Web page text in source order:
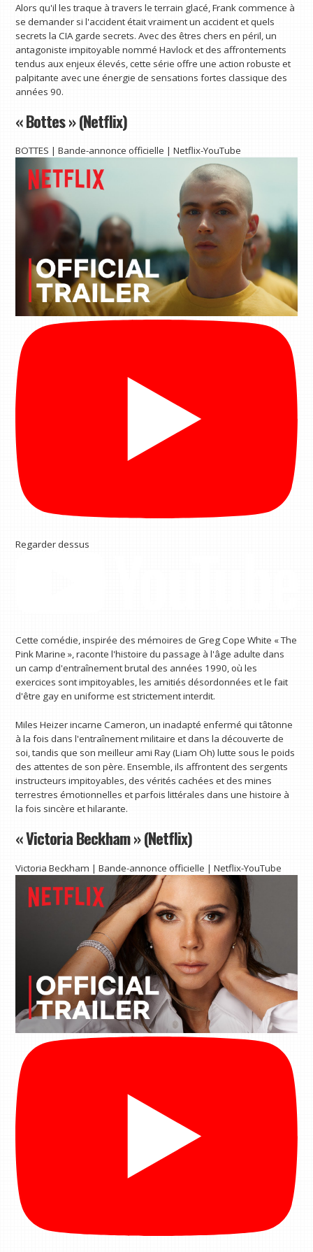
Alors qu'il les traque à travers le terrain glacé, Frank commence à
se demander si l'accident était vraiment un accident et quels
secrets la CIA garde secrets. Avec des êtres chers en péril, un
antagoniste impitoyable nommé Havlock et des affrontements
tendus aux enjeux élevés, cette série offre une action robuste et
palpitante avec une énergie de sensations fortes classique des
années 90.
« Bottes » (Netflix)
BOTTES | Bande-annonce officielle | Netflix-YouTube
Regarder dessus
Cette comédie, inspirée des mémoires de Greg Cope White « The
Pink Marine », raconte l'histoire du passage à l'âge adulte dans
un camp d'entraînement brutal des années 1990, où les
exercices sont impitoyables, les amitiés désordonnées et le fait
d'être gay en uniforme est strictement interdit.
Miles Heizer incarne Cameron, un inadapté enfermé qui tâtonne
à la fois dans l'entraînement militaire et dans la découverte de
soi, tandis que son meilleur ami Ray (Liam Oh) lutte sous le poids
des attentes de son père. Ensemble, ils affrontent des sergents
instructeurs impitoyables, des vérités cachées et des mines
terrestres émotionnelles et parfois littérales dans une histoire à
la fois sincère et hilarante.
« Victoria Beckham » (Netflix)
Victoria Beckham | Bande-annonce officielle | Netflix-YouTube